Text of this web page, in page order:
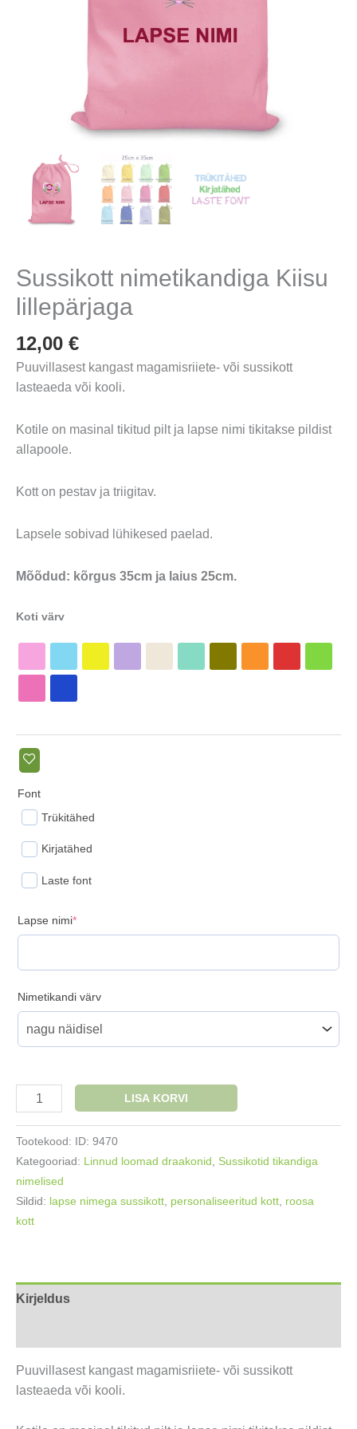
Sussikott nimetikandiga Kiisu
lillepärjaga
12,00 €
Puuvillasest kangast magamisriiete- või sussikott
lasteaeda või kooli.
Kotile on masinal tikitud pilt ja lapse nimi tikitakse pildist
allapoole.
Kott on pestav ja triigitav.
Lapsele sobivad lühikesed paelad.
Mõõdud: kõrgus 35cm ja laius 25cm.
Koti värv
Font
Trükitähed
Kirjatähed
Laste font
Lapse nimi*(required)
Nimetikandi värv
Sussikott
nimetikandiga
LISA KORVI
Tootekood: ID: 9470
Kategooriad: Linnud loomad draakonid, Sussikotid tikandiga
nimelised
Sildid: lapse nimega sussikott, personaliseeritud kott, roosa
kott
Kirjeldus
Puuvillasest kangast magamisriiete- või sussikott
lasteaeda või kooli.